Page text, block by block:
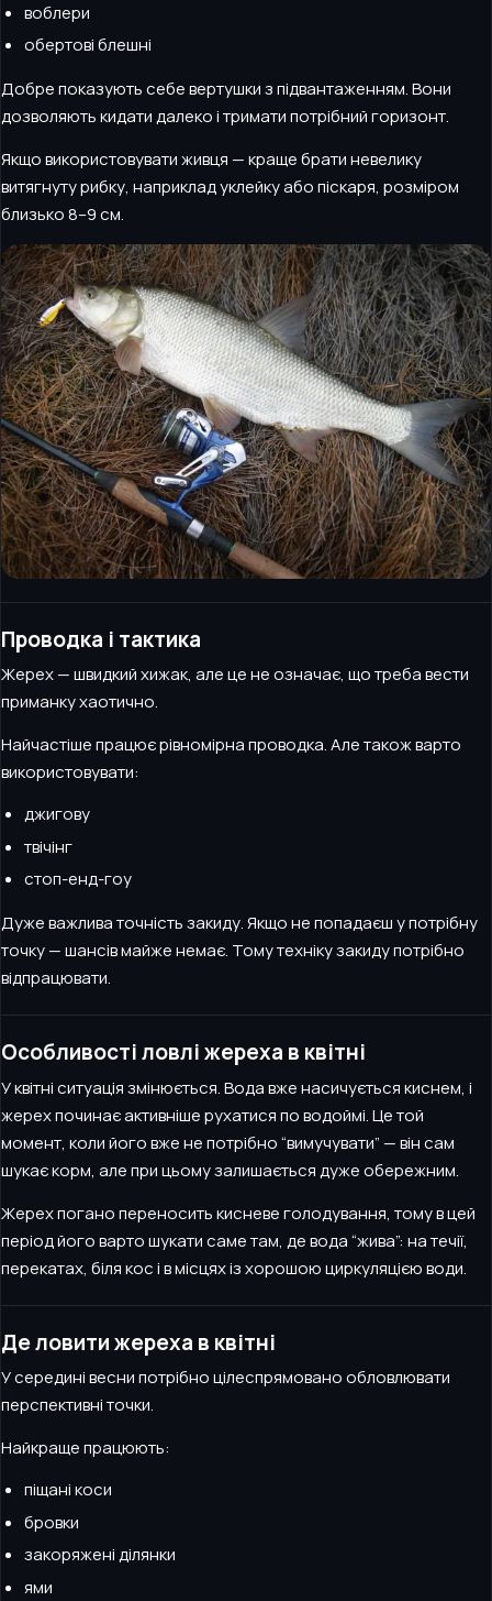
воблери
обертові блешні
Добре показують себе вертушки з підвантаженням. Вони
дозволяють кидати далеко і тримати потрібний горизонт.
Якщо використовувати живця — краще брати невелику
витягнуту рибку, наприклад уклейку або піскаря, розміром
близько 8–9 см.
Проводка і тактика
Жерех — швидкий хижак, але це не означає, що треба вести
приманку хаотично.
Найчастіше працює рівномірна проводка. Але також варто
використовувати:
джигову
твічінг
стоп-енд-гоу
Дуже важлива точність закиду. Якщо не попадаєш у потрібну
точку — шансів майже немає. Тому техніку закиду потрібно
відпрацювати.
Особливості ловлі жереха в квітні
У квітні ситуація змінюється. Вода вже насичується киснем, і
жерех починає активніше рухатися по водоймі. Це той
момент, коли його вже не потрібно “вимучувати” — він сам
шукає корм, але при цьому залишається дуже обережним.
Жерех погано переносить кисневе голодування, тому в цей
період його варто шукати саме там, де вода “жива”: на течії,
перекатах, біля кос і в місцях із хорошою циркуляцією води.
Де ловити жереха в квітні
У середині весни потрібно цілеспрямовано обловлювати
перспективні точки.
Найкраще працюють:
піщані коси
бровки
закоряжені ділянки
ями